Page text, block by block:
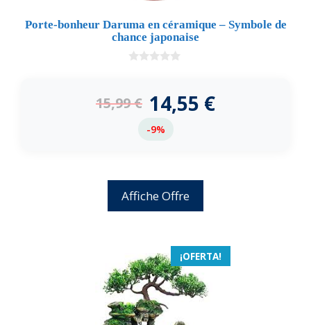
Porte-bonheur Daruma en céramique – Symbole de
chance japonaise
5
15,99€ 14,55 €
-9%
Affiche Offre
¡OFERTA!